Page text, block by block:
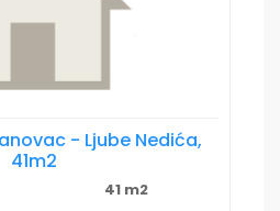
- Ljube Nedića,
41m2
41 m2